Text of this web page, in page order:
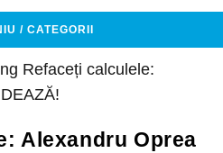
/ CATEGORII
Alexandru Oprea